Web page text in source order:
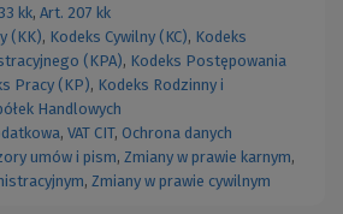
kk, Art. 207 kk
(KK), Kodeks Cywilny (KC), Kodeks
(KPA), Kodeks Postępowania
Pracy (KP), Kodeks Rodzinny i
Handlowych
, VAT CIT, Ochrona danych
umów i pism, Zmiany w prawie karnym,
, Zmiany w prawie cywilnym